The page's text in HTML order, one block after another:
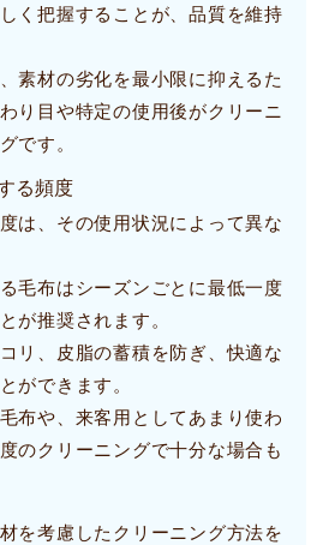
く把握することが、品質を維持
素材の劣化を最小限に抑えるた
り目や特定の使用後がクリーニ
です。
る頻度
は、その使用状況によって異な
毛布はシーズンごとに最低一度
が推奨されます。
リ、皮脂の蓄積を防ぎ、快適な
ができます。
布や、来客用としてあまり使わ
のクリーニングで十分な場合も
を考慮したクリーニング方法を